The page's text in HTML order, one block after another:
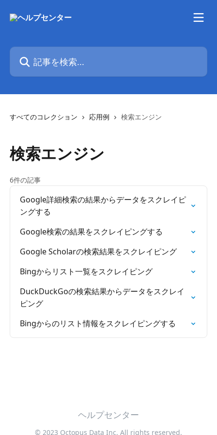
記事を検索...
すべてのコレクション 応用例 検索エンジン
検索エンジン
6件の記事
Google詳細検索の結果からデータをスクレイピ
ングする
Google検索の結果をスクレイピングする
Google Scholarの検索結果をスクレイピング
Bingからリスト一覧をスクレイピング
DuckDuckGoの検索結果からデータをスクレイ
ピング
Bingからのリスト情報をスクレイピングする
ヘルプセンター
© 2023 Octopus Data Inc. All rights reserved.